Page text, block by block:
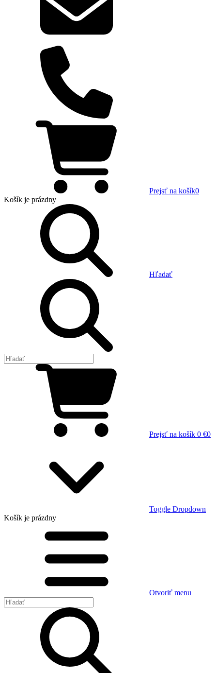
Prejsť na košík0
Košík je prázdny
Hľadať
Prejsť na košík 0 €0
Toggle Dropdown
Košík je prázdny
Otvoriť menu